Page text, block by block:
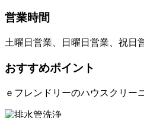
営業時間
土曜日営業、日曜日営業、祝日
おすすめポイント
ｅフレンドリーのハウスクリー